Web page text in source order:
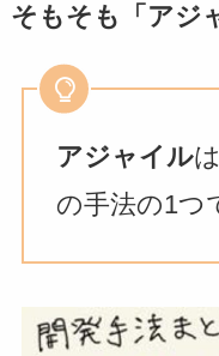
そもそも「アジ
アジャイル
の手法の1つ